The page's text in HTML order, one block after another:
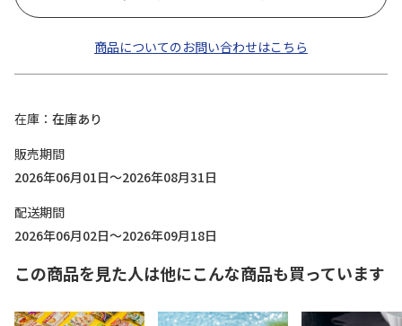
商品についてのお問い合わせはこちら
在庫
在庫あり
販売期間
2026年06月01日～2026年08月31日
配送期間
2026年06月02日～2026年09月18日
この商品を見た人は他にこんな商品も買っています